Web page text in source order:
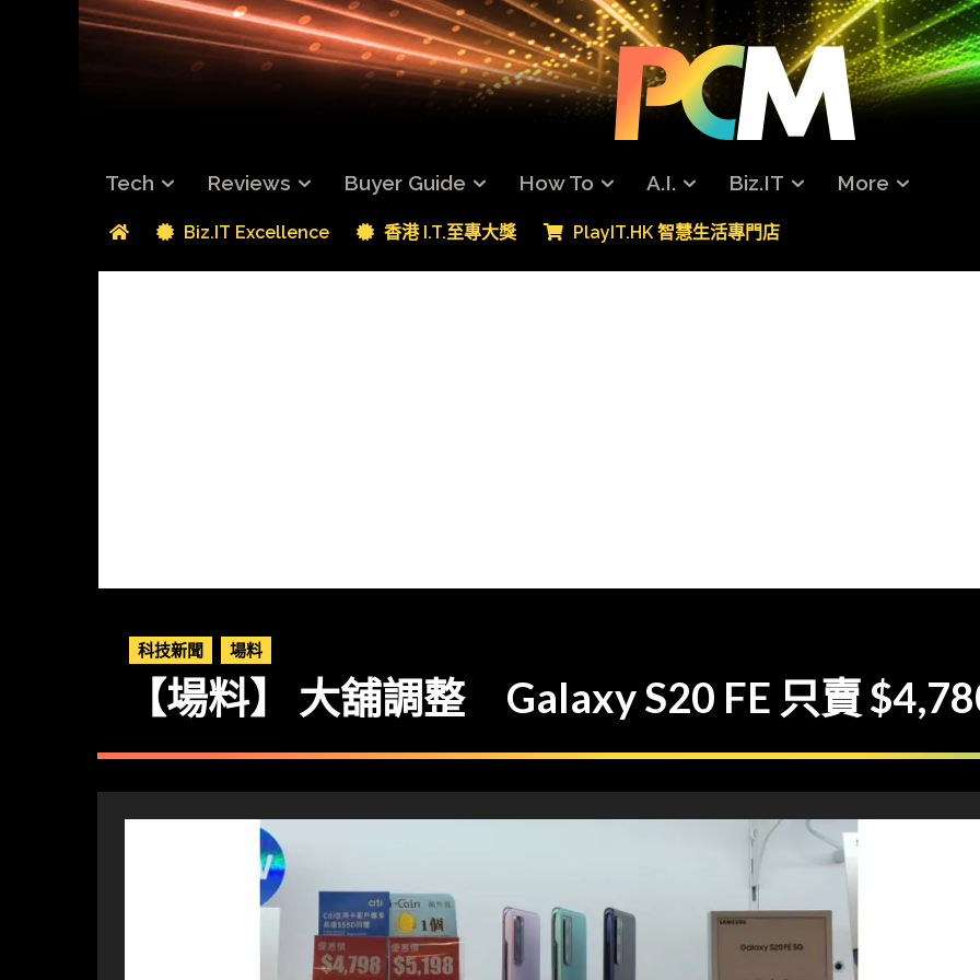
Tech Reviews Buyer Guide How To A.I. Biz.IT More
Biz.IT Excellence 香港 I.T.至專大獎 PlayIT.HK 智慧生活專門店
科技新聞 場料
【場料】 大舖調整 Galaxy S20 FE 只賣